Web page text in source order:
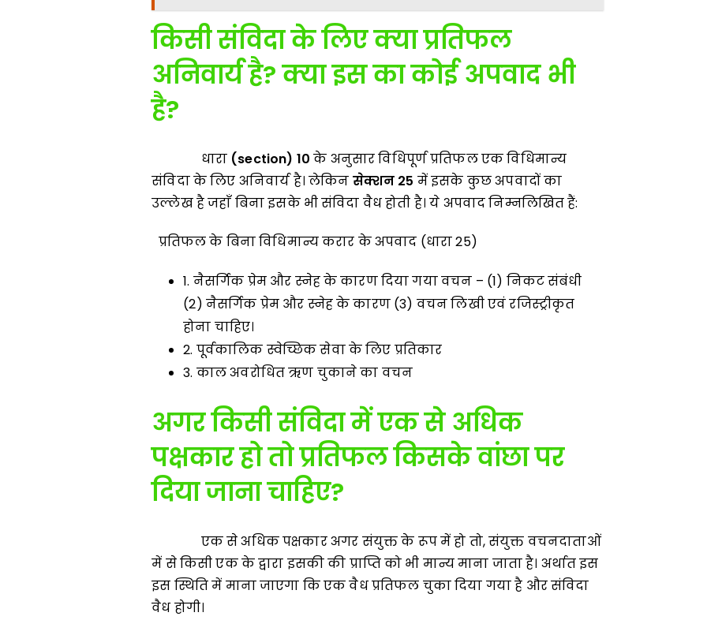
किसी संविदा के लिए क्या प्रतिफल
अनिवार्य है?क्या इस का कोई अपवाद भी
है?
धारा (section) 10 के अनुसार विधिपूर्ण प्रतिफल एक विधिमान्य
संविदा के लिए अनिवार्य है। लेकिन सेक्शन 25 में इसके कुछ अपवादों का
उल्लेख है जहाँ बिना इसके भी संविदा वैध होती है। ये अपवाद निम्नलिखित हैं:
प्रतिफल के बिना विधिमान्य करार के अपवाद (धारा 25)
1. नैसर्गिक प्रेम और स्नेह के कारण दिया गया वचन – (1) निकट संबंधी
(2) नैसर्गिक प्रेम और स्नेह के कारण (3) वचन लिखी एवं रजिस्ट्रीकृत
होना चाहिए।
2. पूर्वकालिक स्वेच्छिक सेवा के लिए प्रतिकार
3. काल अवरोधित ऋण चुकाने का वचन
अगर किसी संविदा में एक से अधिक
पक्षकार हो तो प्रतिफल किसके वांछा पर
दिया जाना चाहिए?
एक से अधिक पक्षकार अगर संयुक्त के रूप में हो तो, संयुक्त वचनदाताओं
में से किसी एक के द्वारा इसकी की प्राप्ति को भी मान्य माना जाता है। अर्थात इस
इस स्थिति में माना जाएगा कि एक वैध प्रतिफल चुका दिया गया है और संविदा
वैध होगी।